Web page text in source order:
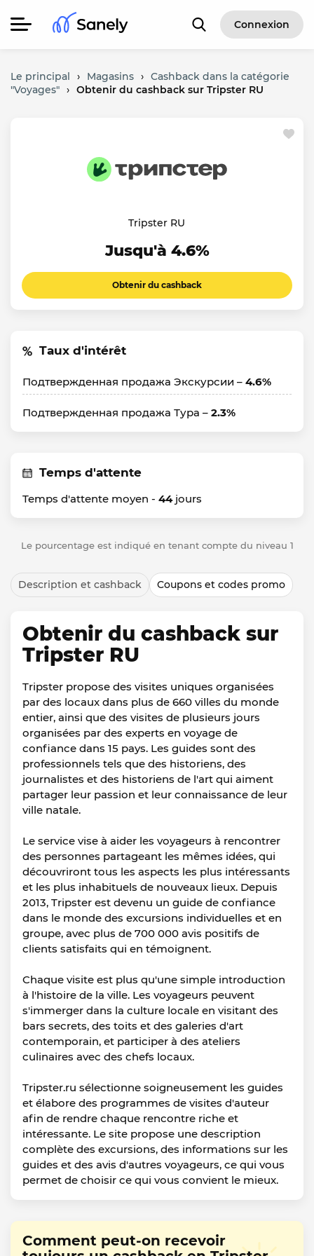
Connexion
Le principal › Magasins › Cashback dans la catégorie
"Voyages" › Obtenir du cashback sur Tripster RU
Tripster RU
Jusqu'à 4.6%
Obtenir du cashback
Taux d'intérêt
Подтвержденная продажа Экскурсии – 4.6%
Подтвержденная продажа Тура – 2.3%
Temps d'attente
Temps d'attente moyen - 44jours
Le pourcentage est indiqué en tenant compte du niveau 1
Description et cashback Coupons et codes promo
Obtenir du cashback sur
Tripster RU
Tripster propose des visites uniques organisées
par des locaux dans plus de 660 villes du monde
entier, ainsi que des visites de plusieurs jours
organisées par des experts en voyage de
confiance dans 15 pays. Les guides sont des
professionnels tels que des historiens, des
journalistes et des historiens de l'art qui aiment
partager leur passion et leur connaissance de leur
ville natale.
Le service vise à aider les voyageurs à rencontrer
des personnes partageant les mêmes idées, qui
découvriront tous les aspects les plus intéressants
et les plus inhabituels de nouveaux lieux. Depuis
2013, Tripster est devenu un guide de confiance
dans le monde des excursions individuelles et en
groupe, avec plus de 700 000 avis positifs de
clients satisfaits qui en témoignent.
Chaque visite est plus qu'une simple introduction
à l'histoire de la ville. Les voyageurs peuvent
s'immerger dans la culture locale en visitant des
bars secrets, des toits et des galeries d'art
contemporain, et participer à des ateliers
culinaires avec des chefs locaux.
Tripster.ru sélectionne soigneusement les guides
et élabore des programmes de visites d'auteur
afin de rendre chaque rencontre riche et
intéressante. Le site propose une description
complète des excursions, des informations sur les
guides et des avis d'autres voyageurs, ce qui vous
permet de choisir ce qui vous convient le mieux.
Comment peut-on recevoir